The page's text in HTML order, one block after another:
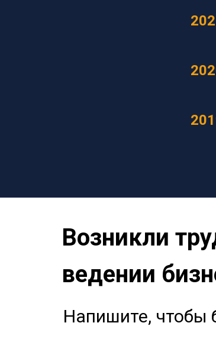
Возникли
ведении
Напишите, чтобы